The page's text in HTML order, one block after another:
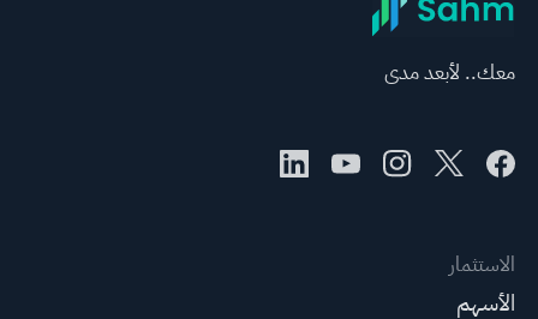
معك.. لأبعد مدى
الاستثمار
الأسهم